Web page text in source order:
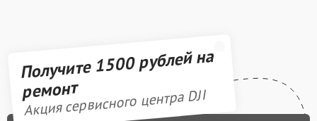
Получите 1500 рублей на
ремонт
Акция сервисного центра DJI